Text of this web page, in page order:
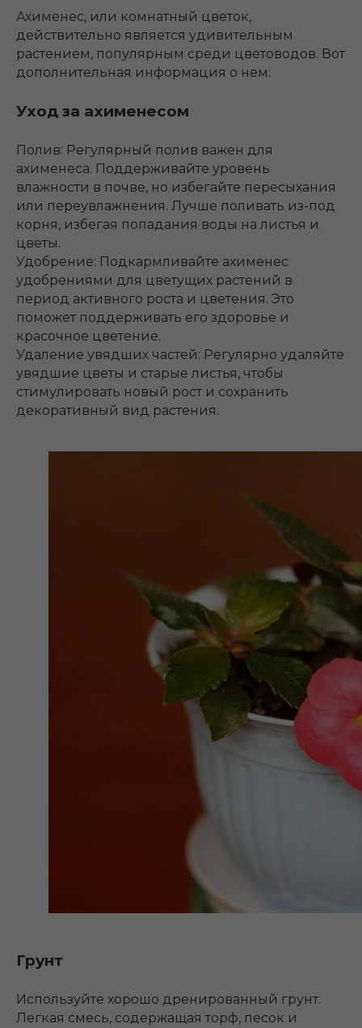
Ахименес, или комнатный цветок,
действительно является удивительным
растением, популярным среди цветоводов. Вот
дополнительная информация о нем:
Уход за ахименесом
Полив: Регулярный полив важен для
ахименеса. Поддерживайте уровень
влажности в почве, но избегайте пересыхания
или переувлажнения. Лучше поливать из-под
корня, избегая попадания воды на листья и
цветы.
Удобрение: Подкармливайте ахименес
удобрениями для цветущих растений в
период активного роста и цветения. Это
поможет поддерживать его здоровье и
красочное цветение.
Удаление увядших частей: Регулярно удаляйте
увядшие цветы и старые листья, чтобы
стимулировать новый рост и сохранить
декоративный вид растения.
Грунт
Используйте хорошо дренированный грунт.
Легкая смесь, содержащая торф, песок и